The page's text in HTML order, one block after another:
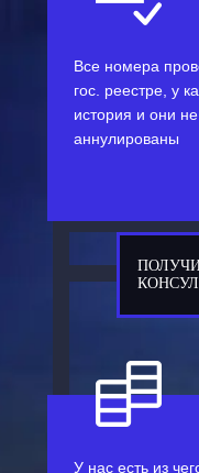
Все номера
гос. реестре, у
история и они
аннулированы
У нас есть из